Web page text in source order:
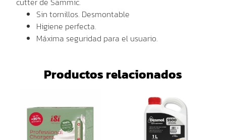
Sin tornillos. Desmontable
Higiene perfecta.
Máxima seguridad para el usuario.
Productos relacionados